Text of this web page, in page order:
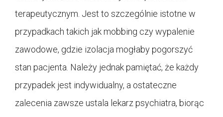
terapeutycznym. Jest to szczególnie istotne w
przypadkach takich jak mobbing czy wypalenie
zawodowe, gdzie izolacja mogłaby pogorszyć
stan pacjenta. Należy jednak pamiętać, że każdy
przypadek jest indywidualny, a ostateczne
zalecenia zawsze ustala lekarz psychiatra, biorąc